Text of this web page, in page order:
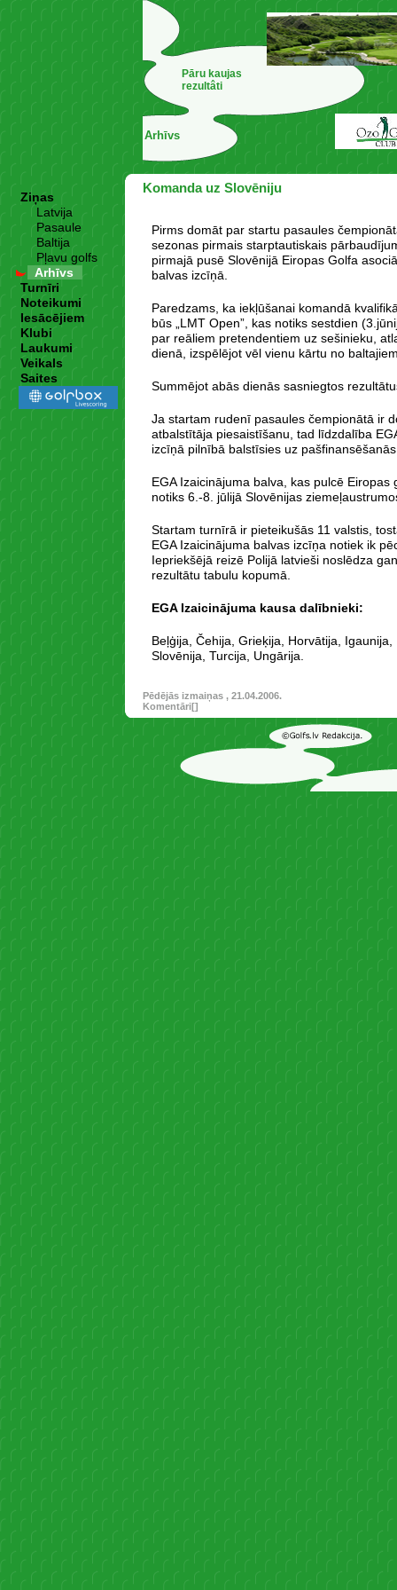
Arhīvs
Pāru kaujas
rezultâti
Ziņas
Latvija
Pasaule
Baltija
Pļavu golfs
Arhīvs
Turnīri
Noteikumi
Iesācējiem
Klubi
Laukumi
Veikals
Saites
Komanda uz Slovēniju
Pirms domāt par startu pasaules
sezonas pirmais starptautiskais
pirmajā pusē Slovēnijā Eiropas Golfa
balvas izcīņā.
Paredzams, ka iekļūšanai komandā
būs „LMT Open”, kas notiks sestdien
par reāliem pretendentiem uz sešinieku,
dienā, izspēlējot vēl vienu kārtu no
Summējot abās dienās sasniegtos
Ja startam rudenī pasaules čempionātā ir
atbalstītāja piesaistīšanu, tad līdzdalība
izcīņā pilnībā balstīsies uz
EGA Izaicinājuma balva, kas pulcē Eiropas
notiks 6.-8. jūlijā Slovēnijas
Startam turnīrā ir pieteikušās 11 valstis,
EGA Izaicinājuma balvas izcīņa notiek ik
Iepriekšējā reizē Polijā latvieši noslēdza
rezultātu tabulu kopumā.
EGA Izaicinājuma kausa dalībnieki:
Beļģija, Čehija, Grieķija, Horvātija,
Slovēnija, Turcija, Ungārija.
Pēdējās izmaiņas , 21.04.2006.
Komentāri[]